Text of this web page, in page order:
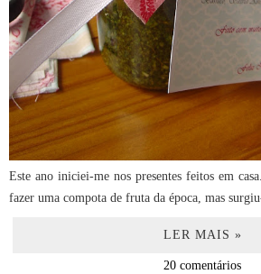
Este ano iniciei-me nos presentes feitos em
fazer uma compota de fruta da época, mas
LER MAIS »
20 comentários